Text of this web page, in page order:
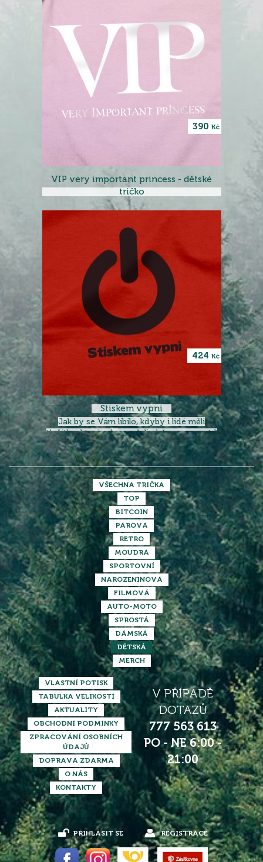
390 Kč
VIP very important princess - dětské
tričko
424 Kč
Stiskem vypni
Jak by se Vám líbilo, kdyby i lidé měli
tlačítko, kterým by se dali občas vypnout ?
VŠECHNA TRIČKA
TOP
BITCOIN
PÁROVÁ
RETRO
MOUDRÁ
SPORTOVNÍ
NAROZENINOVÁ
FILMOVÁ
AUTO-MOTO
SPROSTÁ
DÁMSKÁ
DĚTSKÁ
MERCH
VLASTNÍ POTISK
TABULKA VELIKOSTÍ
AKTUALITY
OBCHODNÍ PODMÍNKY
ZPRACOVÁNÍ OSOBNÍCH
ÚDAJŮ
DOPRAVA ZDARMA
O NÁS
KONTAKTY
V PŘÍPADĚ
DOTAZŮ
777 563 613
PO - NE 6:00 -
21:00
PŘIHLÁSIT SE REGISTRACE